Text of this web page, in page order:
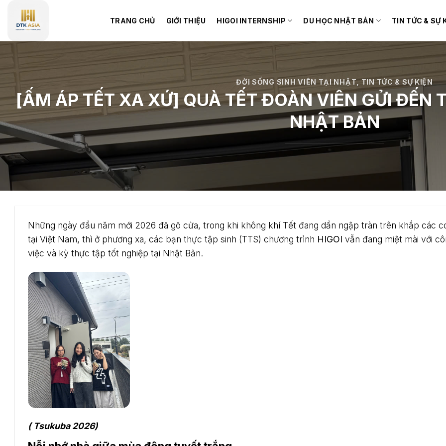
TRANG CHỦ GIỚI THIỆU HIGOI INTERNSHIP DU HỌC NHẬT BẢN TIN TỨC & SỰ
ĐỜI SỐNG SINH VIÊN TẠI NHẬT, TIN TỨC & SỰ KIỆN
[ẤM ÁP TẾT XA XỨ] QUÀ TẾT ĐOÀN VIÊN GỬI ĐẾN
NHẬT BẢN
Những ngày đầu năm mới 2026 đã gõ cửa, trong khi không khí Tết đang dần ngập tràn trên khắp các
tại Việt Nam, thì ở phương xa, các bạn thực tập sinh (TTS) chương trình HIGOI vẫn đang miệt mài với
việc và kỳ thực tập tốt nghiệp tại Nhật Bản.
( Tsukuba 2026)